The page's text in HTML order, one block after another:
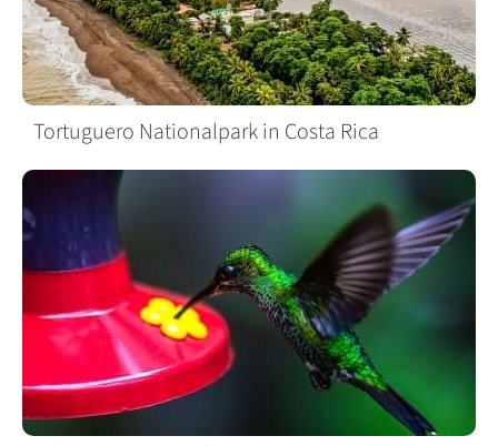
Tortuguero Nationalpark in Costa Rica